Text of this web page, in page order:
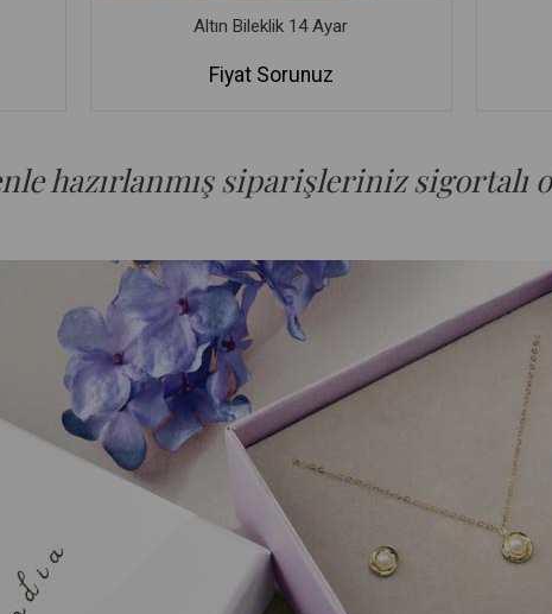
Altın Bileklik 14 Ayar
Fiyat Sorunuz
hazırlanmış siparişleriniz